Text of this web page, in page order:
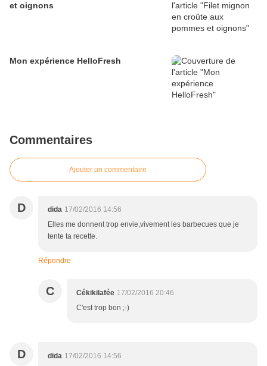
et oignons
Mon expérience HelloFresh
Commentaires
Ajouter un commentaire
D dida 17/02/2016 14:56
Elles me donnent trop envie,vivement les barbecues que je
tente ta recette.
Répondre
C Cékikilafée 17/02/2016 20:46
C'est trop bon ;-)
D dida 17/02/2016 14:56